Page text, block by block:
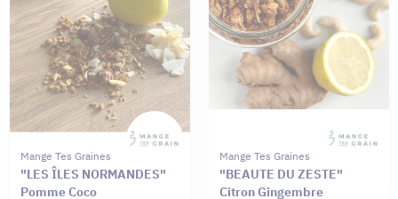
Mange Tes Graines
"LES ÎLES NORMANDES"
Pomme Coco
Mange Tes Graines
"BEAUTE DU ZESTE"
Citron Gingembre